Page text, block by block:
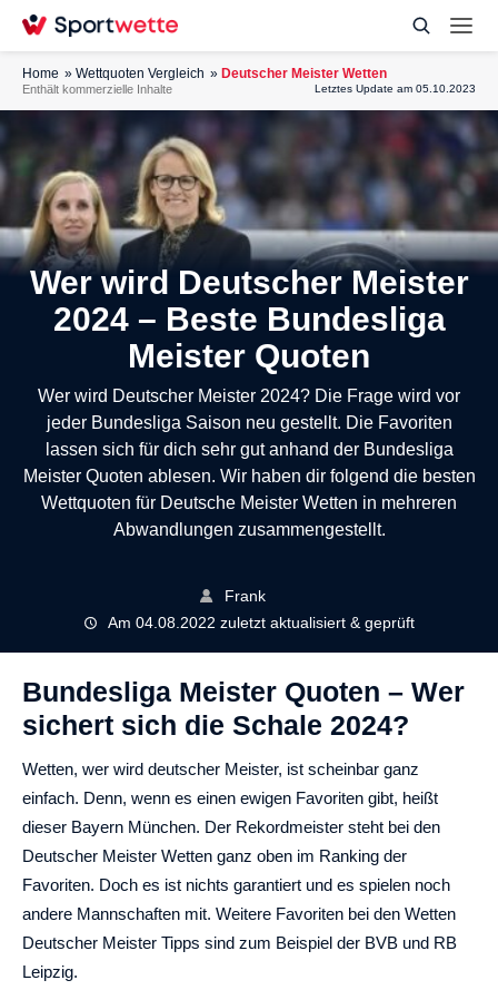
Home Wettquoten Vergleich Deutscher Meister Wetten
Enthält kommerzielle Inhalte Letztes Update am 05.10.2023
Wer wird Deutscher Meister
2024 – Beste Bundesliga
Meister Quoten
Wer wird Deutscher Meister 2024? Die Frage wird vor
jeder Bundesliga Saison neu gestellt. Die Favoriten
lassen sich für dich sehr gut anhand der Bundesliga
Meister Quoten ablesen. Wir haben dir folgend die besten
Wettquoten für Deutsche Meister Wetten in mehreren
Abwandlungen zusammengestellt.
Frank
Am 04.08.2022 zuletzt aktualisiert & geprüft
Bundesliga Meister Quoten – Wer
sichert sich die Schale 2024?
Wetten, wer wird deutscher Meister, ist scheinbar ganz
einfach. Denn, wenn es einen ewigen Favoriten gibt, heißt
dieser Bayern München. Der Rekordmeister steht bei den
Deutscher Meister Wetten ganz oben im Ranking der
Favoriten. Doch es ist nichts garantiert und es spielen noch
andere Mannschaften mit. Weitere Favoriten bei den Wetten
Deutscher Meister Tipps sind zum Beispiel der BVB und RB
Leipzig.